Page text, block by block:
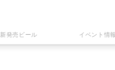
新発売ビール イベント情報